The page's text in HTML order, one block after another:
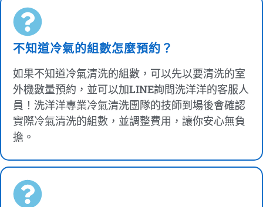
不知道冷氣的組數怎麼預約？
如果不知道冷氣清洗的組數，可以先以要清洗的室
外機數量預約，並可以加LINE詢問洗洋洋的客服人
員！洗洋洋專業冷氣清洗團隊的技師到場後會確認
實際冷氣清洗的組數，並調整費用，讓你安心無負
擔。